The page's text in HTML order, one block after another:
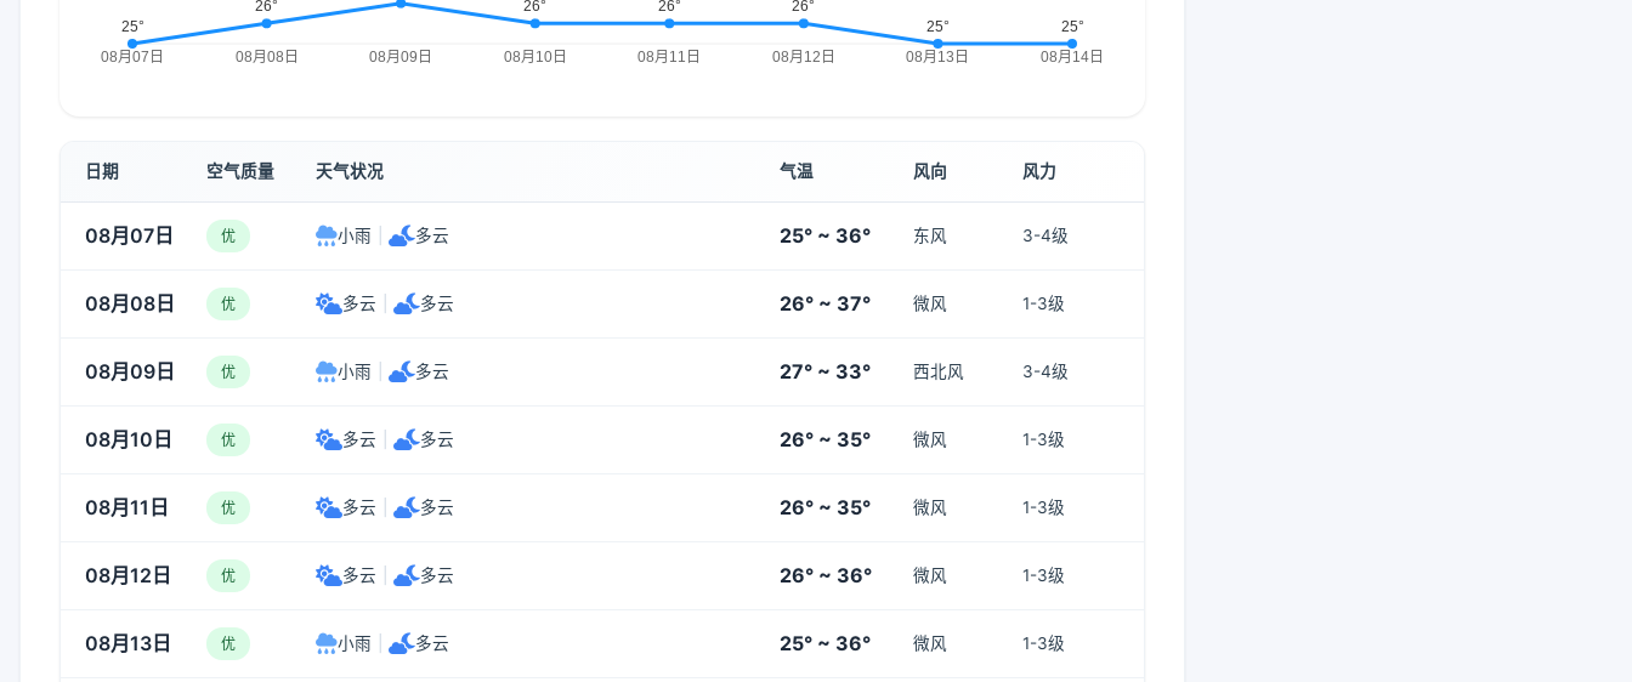
日期 空气质量 天气状况 气温 风向 风力
08月07日 优 小雨 多云 25° ~ 36° 东风 3-4级
08月08日 优 多云 多云 26° ~ 37° 微风 1-3级
08月09日 优 小雨 多云 27° ~ 33° 西北风 3-4级
08月10日 优 多云 多云 26° ~ 35° 微风 1-3级
08月11日 优 多云 多云 26° ~ 35° 微风 1-3级
08月12日 优 多云 多云 26° ~ 36° 微风 1-3级
08月13日 优 小雨 多云 25° ~ 36° 微风 1-3级